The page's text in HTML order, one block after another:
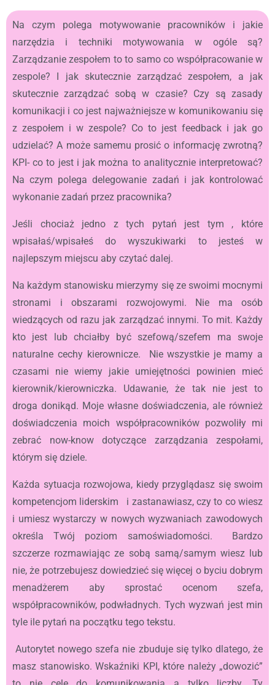
Na czym polega motywowanie pracowników i jakie
narzędzia i techniki motywowania w ogóle są?
Zarządzanie zespołem to to samo co współpracowanie w
zespole? I jak skutecznie zarządzać zespołem, a jak
skutecznie zarządzać sobą w czasie? Czy są zasady
komunikacji i co jest najważniejsze w komunikowaniu się
z zespołem i w zespole? Co to jest feedback i jak go
udzielać? A może samemu prosić o informację zwrotną?
KPI- co to jest i jak można to analitycznie interpretować?
Na czym polega delegowanie zadań i jak kontrolować
wykonanie zadań przez pracownika?
Jeśli chociaż jedno z tych pytań jest tym , które
wpisałaś/wpisałeś do wyszukiwarki to jesteś w
najlepszym miejscu aby czytać dalej.
Na każdym stanowisku mierzymy się ze swoimi mocnymi
stronami i obszarami rozwojowymi. Nie ma osób
wiedzących od razu jak zarządzać innymi. To mit. Każdy
kto jest lub chciałby być szefową/szefem ma swoje
naturalne cechy kierownicze. Nie wszystkie je mamy a
czasami nie wiemy jakie umiejętności powinien mieć
kierownik/kierowniczka. Udawanie, że tak nie jest to
droga donikąd. Moje własne doświadczenia, ale również
doświadczenia moich współpracowników pozwoliły mi
zebrać now-know dotyczące zarządzania zespołami,
którym się dziele.
Każda sytuacja rozwojowa, kiedy przyglądasz się swoim
kompetencjom liderskim i zastanawiasz, czy to co wiesz
i umiesz wystarczy w nowych wyzwaniach zawodowych
określa Twój poziom samoświadomości. Bardzo
szczerze rozmawiając ze sobą samą/samym wiesz lub
nie, że potrzebujesz dowiedzieć się więcej o byciu dobrym
menadżerem aby sprostać ocenom szefa,
współpracowników, podwładnych. Tych wyzwań jest min
tyle ile pytań na początku tego tekstu.
Autorytet nowego szefa nie zbuduje się tylko dlatego, że
masz stanowisko. Wskaźniki KPI, które należy „dowozić”